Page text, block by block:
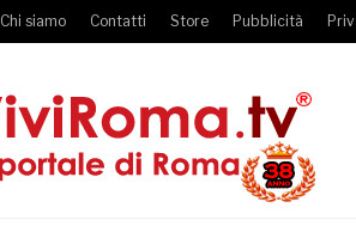
Chi siamo Contatti Store Pubblicità